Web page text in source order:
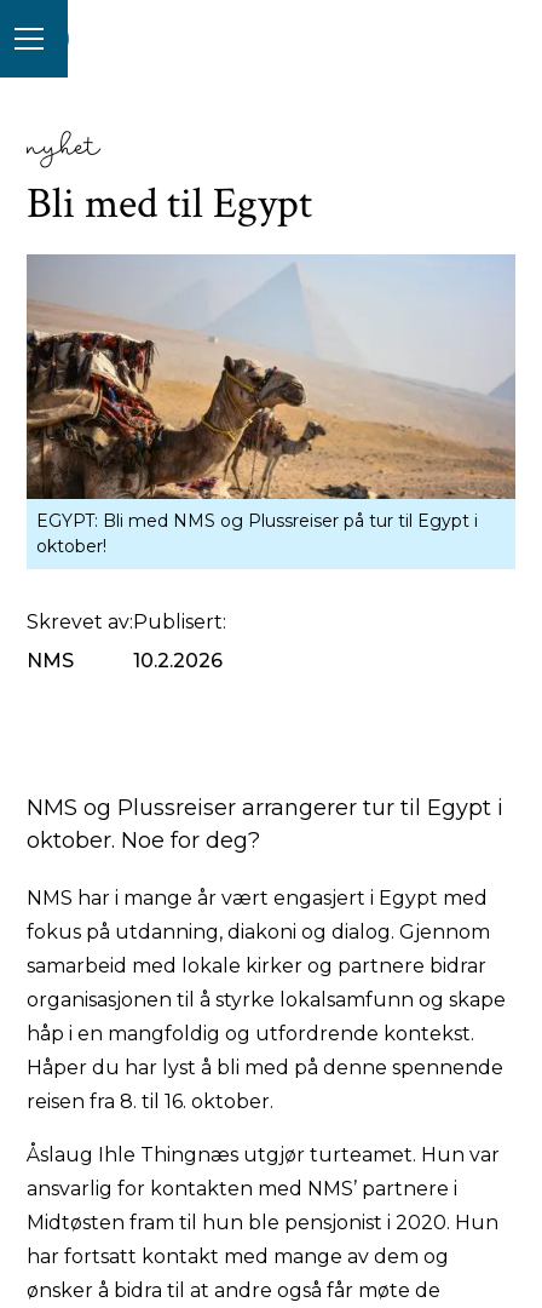
nyhet
Bli med til Egypt
EGYPT: Bli med NMS og Plussreiser på tur til Egypt i
oktober!
Skrevet av:
NMS
Publisert:
10.2.2026
NMS og Plussreiser arrangerer tur til Egypt i
oktober. Noe for deg?
NMS har i mange år vært engasjert i Egypt med
fokus på utdanning, diakoni og dialog. Gjennom
samarbeid med lokale kirker og partnere bidrar
organisasjonen til å styrke lokalsamfunn og skape
håp i en mangfoldig og utfordrende kontekst.
Håper du har lyst å bli med på denne spennende
reisen fra 8. til 16. oktober.
Åslaug Ihle Thingnæs utgjør turteamet. Hun var
ansvarlig for kontakten med NMS’ partnere i
Midtøsten fram til hun ble pensjonist i 2020. Hun
har fortsatt kontakt med mange av dem og
ønsker å bidra til at andre også får møte de